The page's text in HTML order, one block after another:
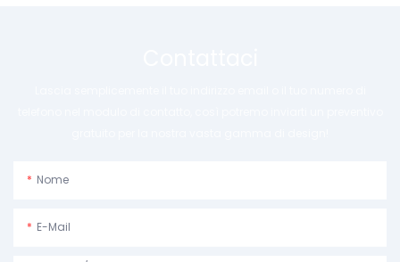
Nome
E-Mail